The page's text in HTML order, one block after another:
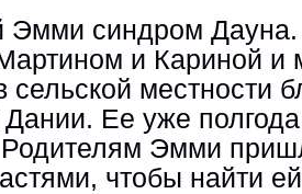
Эмми синдром
и Кариной
сельской местности
Ее уже
Родителям Эмми
чтобы найти